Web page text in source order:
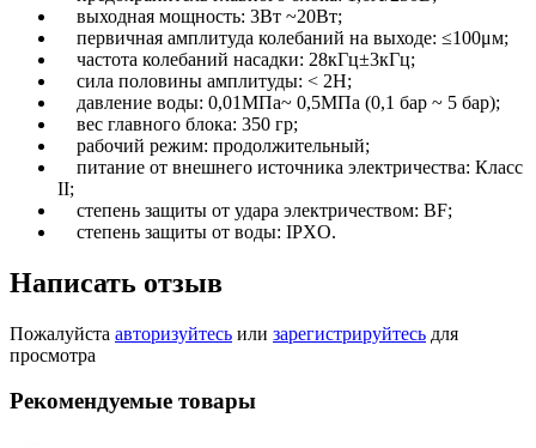
выходная мощность: 3Вт ~20Вт;
первичная амплитуда колебаний на выходе: ≤100μм;
частота колебаний насадки: 28кГц±3кГц;
сила половины амплитуды: < 2Н;
давление воды: 0,01МПа~ 0,5МПа (0,1 бар ~ 5 бар);
вес главного блока: 350 гр;
рабочий режим: продолжительный;
питание от внешнего источника электричества: Класс
II;
степень защиты от удара электричеством: BF;
степень защиты от воды: IPXO.
Написать отзыв
Пожалуйста авторизуйтесь или зарегистрируйтесь для
просмотра
Рекомендуемые товары